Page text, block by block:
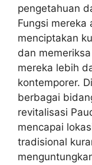
pengetahuan
Fungsi mereka
menciptakan
dan
mereka lebih
kontemporer.
berbagai
revitalisasi
mencapai
tradisional